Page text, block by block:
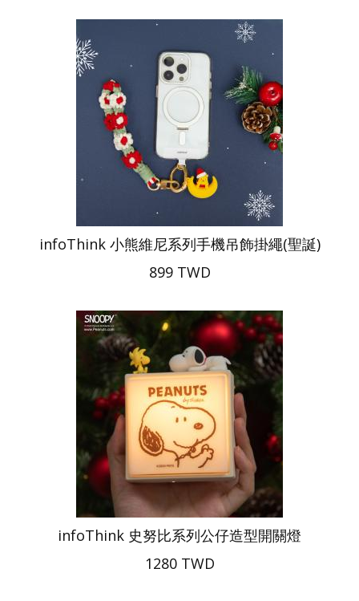
infoThink 小熊維尼系列手機吊飾掛繩(聖誕)
899 TWD
infoThink 史努比系列公仔造型開關燈
1280 TWD